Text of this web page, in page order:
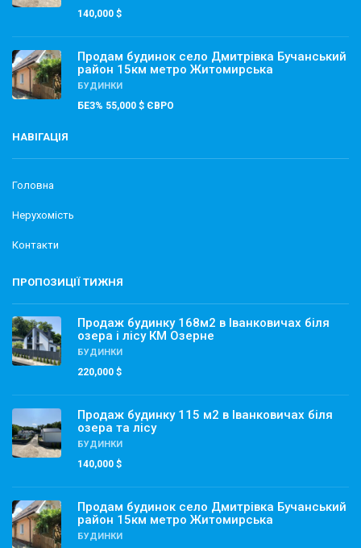
140,000 $
Продам будинок село Дмитрівка Бучанський
район 15км метро Житомирська
БУДИНКИ
БЕЗ% 55,000 $ ЄВРО
НАВІГАЦІЯ
Головна
Нерухомість
Контакти
ПРОПОЗИЦІЇ ТИЖНЯ
Продаж будинку 168м2 в Іванковичах біля
озера і лісу КМ Озерне
БУДИНКИ
220,000 $
Продаж будинку 115 м2 в Іванковичах біля
озера та лісу
БУДИНКИ
140,000 $
Продам будинок село Дмитрівка Бучанський
район 15км метро Житомирська
БУДИНКИ